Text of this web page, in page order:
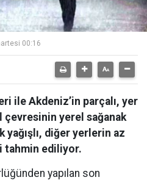
00:16
ile Akdeniz’in parçalı, yer
yerel sağanak
yağışlı, diğer yerlerin az
tahmin ediliyor.
yapılan son